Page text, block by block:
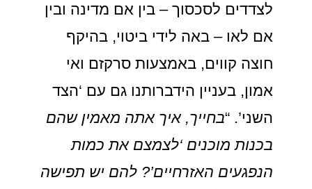
לצדדים לסכסוך – בין אם מדינה ובין
אם לאו – באה לידי ביטוי, בהיקף
חוצה קווים, באמצעות סרקזם ואי
אמון, בעניין הידברותנו גם עם ‘הצד
השני’. “בחייך, איך אתה מאמין שהם
בכנות מוכנים ‘לצמצם את כמות
הנפגעים האזרחיים’? להם יש תפישה